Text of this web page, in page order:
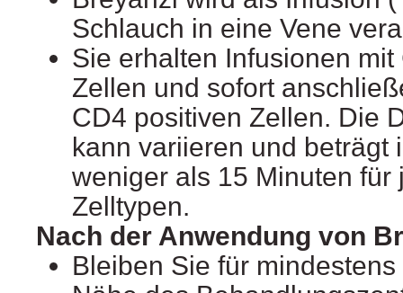
Schlauch in eine Vene
Sie erhalten Infusionen
Zellen und sofort
CD4 positiven Zellen. Die
kann variieren und beträgt
weniger als 15 Minuten für
Zelltypen.
Nach der Anwendung von
Bleiben Sie für